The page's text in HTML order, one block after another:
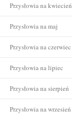
Przysłowia na kwiecień
Przysłowia na maj
Przysłowia na czerwiec
Przysłowia na lipiec
Przysłowia na sierpień
Przysłowia na wrzesień